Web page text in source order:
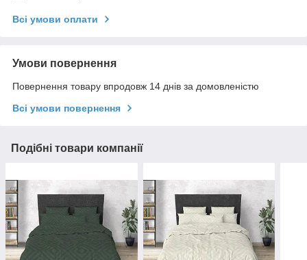
Всі умови оплати
Умови повернення
Повернення товару впродовж 14 днів за домовленістю
Всі умови повернення
Подібні товари компанії